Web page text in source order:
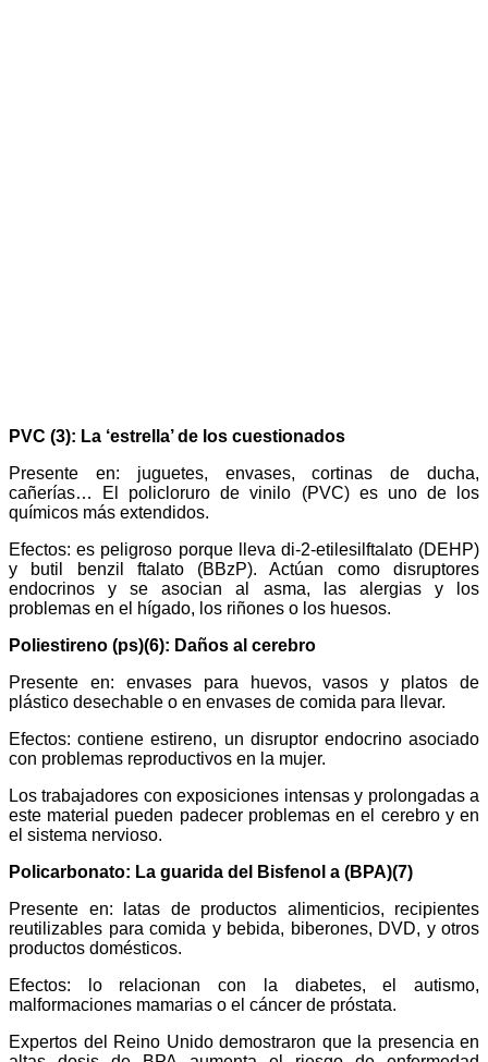
PVC (3): La ‘estrella’ de los cuestionados
Presente en: juguetes, envases, cortinas de ducha,
cañerías… El policloruro de vinilo (PVC) es uno de los
químicos más extendidos.
Efectos: es peligroso porque lleva di-2-etilesilftalato (DEHP)
y butil benzil ftalato (BBzP). Actúan como disruptores
endocrinos y se asocian al asma, las alergias y los
problemas en el hígado, los riñones o los huesos.
Poliestireno (ps)(6): Daños al cerebro
Presente en: envases para huevos, vasos y platos de
plástico desechable o en envases de comida para llevar.
Efectos: contiene estireno, un disruptor endocrino asociado
con problemas reproductivos en la mujer.
Los trabajadores con exposiciones intensas y prolongadas a
este material pueden padecer problemas en el cerebro y en
el sistema nervioso.
Policarbonato: La guarida del Bisfenol a (BPA)(7)
Presente en: latas de productos alimenticios, recipientes
reutilizables para comida y bebida, biberones, DVD, y otros
productos domésticos.
Efectos: lo relacionan con la diabetes, el autismo,
malformaciones mamarias o el cáncer de próstata.
Expertos del Reino Unido demostraron que la presencia en